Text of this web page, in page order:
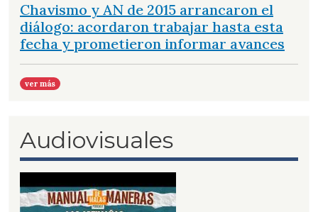
Chavismo y AN de 2015 arrancaron el
diálogo: acordaron trabajar hasta esta
fecha y prometieron informar avances
ver más
Audiovisuales